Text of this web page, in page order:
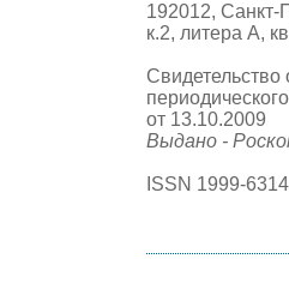
192012, Санкт-
к.2, литера А,
Свидетельство
от 13.10.2009
Выдано -
ISSN 1999-6314